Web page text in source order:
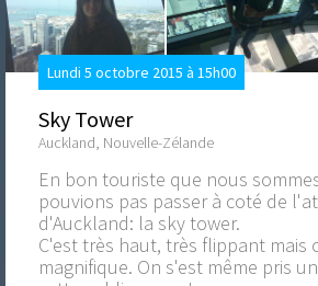
Lundi 5 octobre 2015 à 15h00
Sky Tower
Auckland, Nouvelle-Zélande
En bon touriste que nous
pouvions pas passer à coté de
d'Auckland: la sky tower.
C'est très haut, très flippant mais
magnifique. On s'est même pris